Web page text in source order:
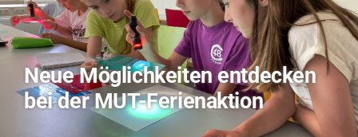
TVO berichtet über Forschung
zu KI in der Landwirtschaft